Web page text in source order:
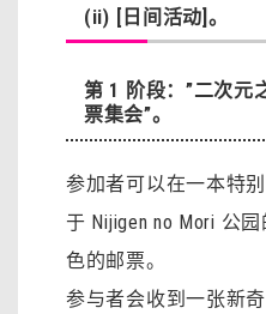
(ii) [日间活动]。
第 1 阶段：”二次元
票集会”。
参加者可以在一本特
于 Nijigen no Mori 公
色的邮票。
参与者会收到一张新奇